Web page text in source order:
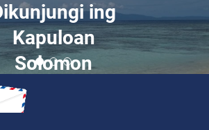
ing
Kapuloan
Solomon